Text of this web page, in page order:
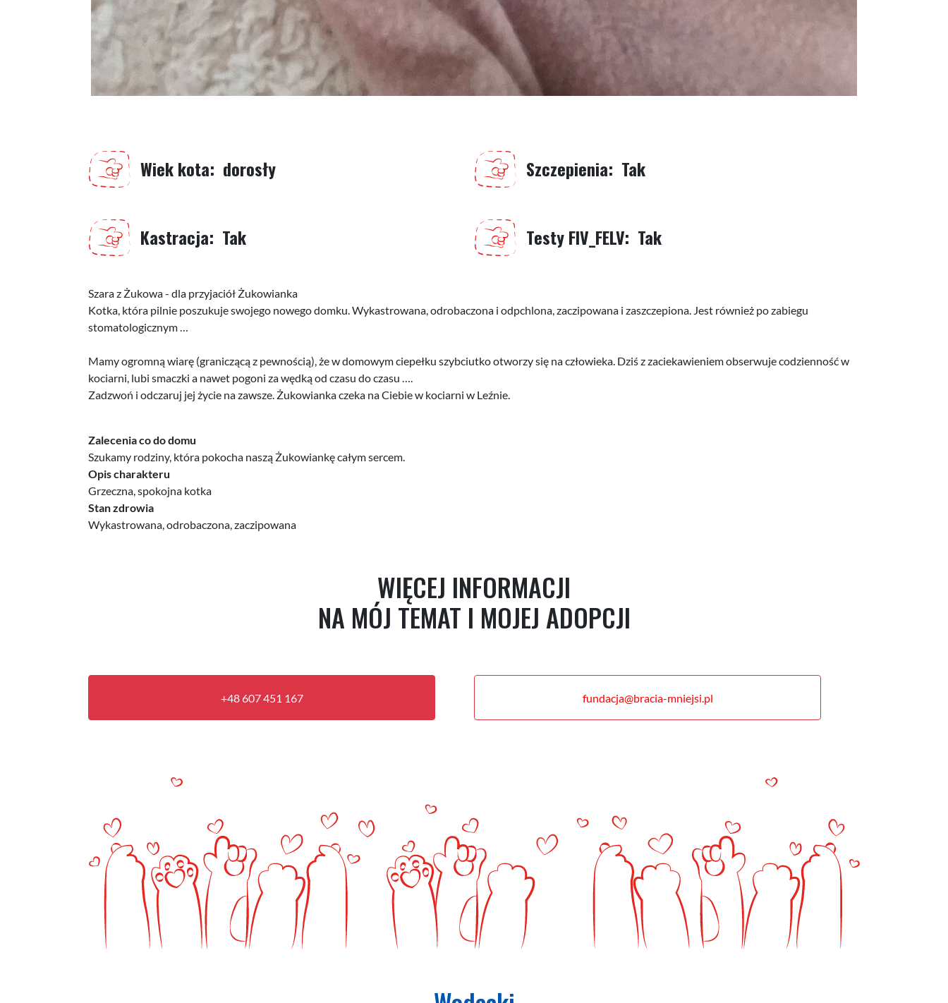
Wiek kota dorosły
Kastracja Tak
Szczepienia Tak
Testy FIV_FELV Tak
Szara z Żukowa - dla przyjaciół Żukowianka
Kotka, która pilnie poszukuje swojego nowego domku. Wykastrowana, odrobaczona i odpchlona, zaczipowana i zaszczepiona. Jest również po zabiegu
stomatologicznym …
Mamy ogromną wiarę (graniczącą z pewnością), że w domowym ciepełku szybciutko otworzy się na człowieka. Dziś z zaciekawieniem obserwuje codzienność w
kociarni, lubi smaczki a nawet pogoni za wędką od czasu do czasu ….
Zadzwoń i odczaruj jej życie na zawsze. Żukowianka czeka na Ciebie w kociarni w Leźnie.
Zalecenia co do domu
Szukamy rodziny, która pokocha naszą Żukowiankę całym sercem.
Opis charakteru
Grzeczna, spokojna kotka
Stan zdrowia
Wykastrowana, odrobaczona, zaczipowana
WIĘCEJ INFORMACJI
NA MÓJ TEMAT I MOJEJ ADOPCJI
+48 607 451 167 fundacja@bracia-mniejsi.pl